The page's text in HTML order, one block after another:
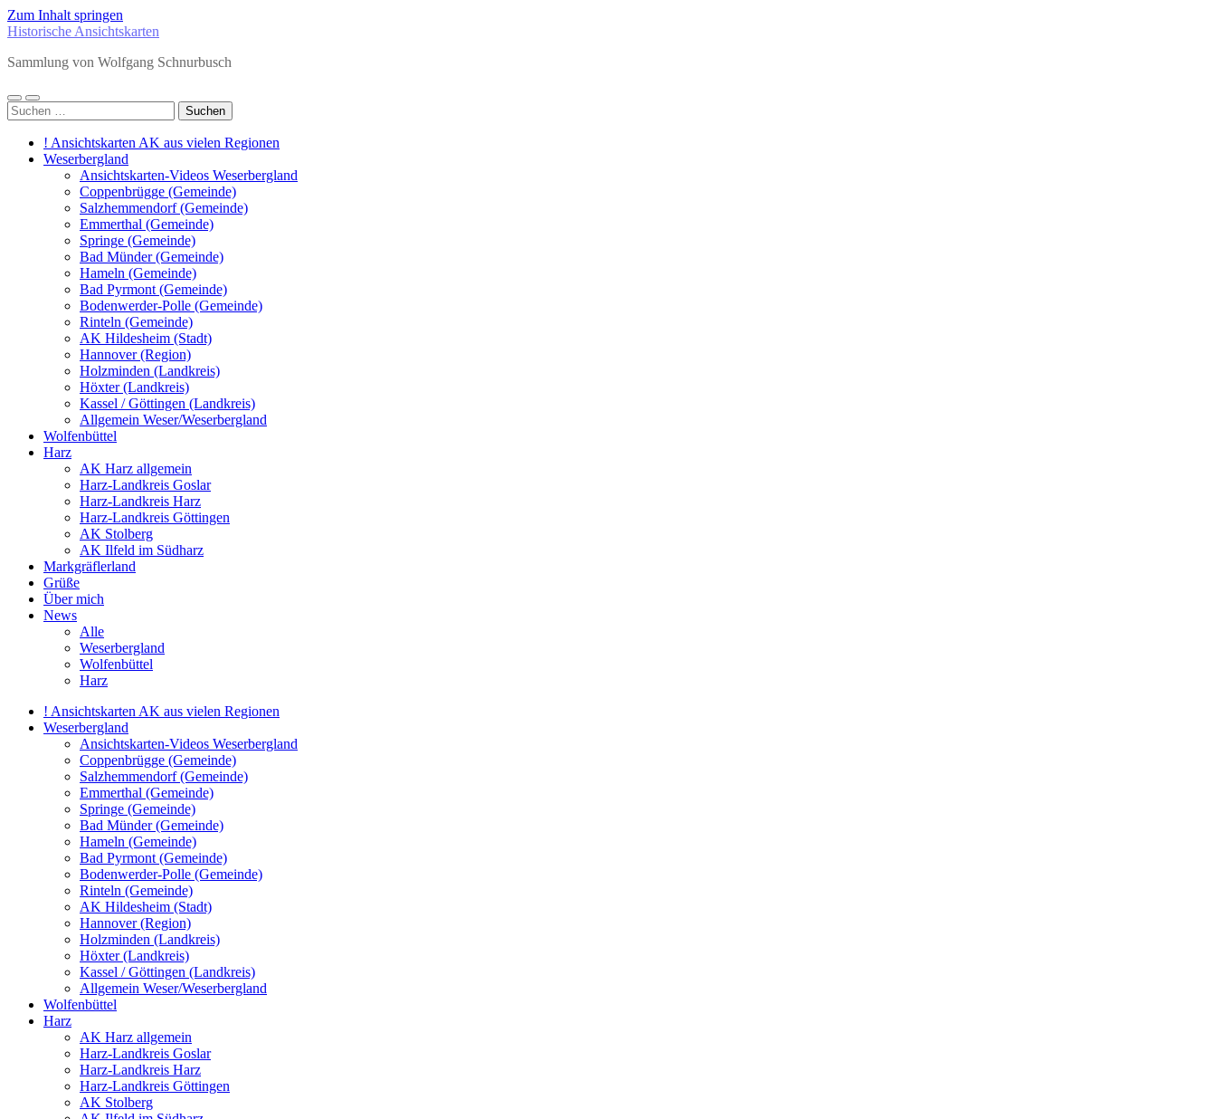
Zum Inhalt springen
Historische Ansichtskarten
Sammlung von Wolfgang Schnurbusch
Mobile-
Menü
Suchfeld
ein-/ausblenden
Suchen
nach:
! Ansichtskarten AK aus vielen Regionen
Weserbergland
Ansichtskarten-Videos Weserbergland
Coppenbrügge (Gemeinde)
Salzhemmendorf (Gemeinde)
Emmerthal (Gemeinde)
Springe (Gemeinde)
Bad Münder (Gemeinde)
Hameln (Gemeinde)
Bad Pyrmont (Gemeinde)
Bodenwerder-Polle (Gemeinde)
Rinteln (Gemeinde)
AK Hildesheim (Stadt)
Hannover (Region)
Holzminden (Landkreis)
Höxter (Landkreis)
Kassel / Göttingen (Landkreis)
Allgemein Weser/Weserbergland
Wolfenbüttel
Harz
AK Harz allgemein
Harz-Landkreis Goslar
Harz-Landkreis Harz
Harz-Landkreis Göttingen
AK Stolberg
AK Ilfeld im Südharz
Markgräflerland
Grüße
Über mich
News
Alle
Weserbergland
Wolfenbüttel
Harz
! Ansichtskarten AK aus vielen Regionen
Weserbergland
Ansichtskarten-Videos Weserbergland
Coppenbrügge (Gemeinde)
Salzhemmendorf (Gemeinde)
Emmerthal (Gemeinde)
Springe (Gemeinde)
Bad Münder (Gemeinde)
Hameln (Gemeinde)
Bad Pyrmont (Gemeinde)
Bodenwerder-Polle (Gemeinde)
Rinteln (Gemeinde)
AK Hildesheim (Stadt)
Hannover (Region)
Holzminden (Landkreis)
Höxter (Landkreis)
Kassel / Göttingen (Landkreis)
Allgemein Weser/Weserbergland
Wolfenbüttel
Harz
AK Harz allgemein
Harz-Landkreis Goslar
Harz-Landkreis Harz
Harz-Landkreis Göttingen
AK Stolberg